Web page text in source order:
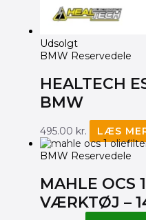
Udsolgt
BMW Reservedele
HEALTECH
BMW
495.00 kr.
LÆS
BMW Reservedele
MAHLE OCS
VÆRKTØJ –